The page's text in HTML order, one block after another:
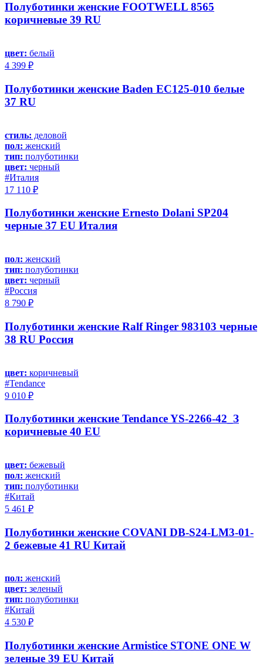
Полуботинки женские FOOTWELL 8565
коричневые 39 RU
цвет: белый
4 399 ₽
Полуботинки женские Baden EC125-010 белые
37 RU
стиль: деловой
пол: женский
тип: полуботинки
цвет: черный
#Италия
17 110 ₽
Полуботинки женские Ernesto Dolani SP204
черные 37 EU Италия
пол: женский
тип: полуботинки
цвет: черный
#Россия
8 790 ₽
Полуботинки женские Ralf Ringer 983103 черные
38 RU Россия
цвет: коричневый
#Tendance
9 010 ₽
Полуботинки женские Tendance YS-2266-42_З
коричневые 40 EU
цвет: бежевый
пол: женский
тип: полуботинки
#Китай
5 461 ₽
Полуботинки женские COVANI DB-S24-LM3-01-
2 бежевые 41 RU Китай
пол: женский
цвет: зеленый
тип: полуботинки
#Китай
4 530 ₽
Полуботинки женские Armistice STONE ONE W
зеленые 39 EU Китай